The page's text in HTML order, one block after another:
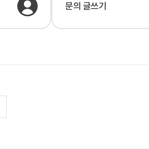
문의 글쓰기